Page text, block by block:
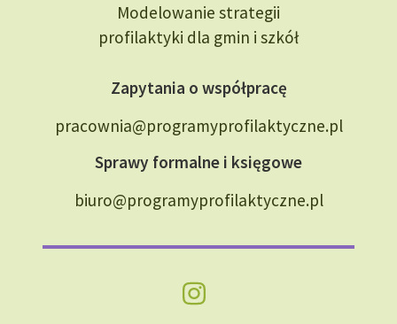
Modelowanie strategii
profilaktyki dla gmin i szkół
Zapytania o współpracę
pracownia@programyprofilaktyczne.pl
Sprawy formalne i księgowe
biuro@programyprofilaktyczne.pl